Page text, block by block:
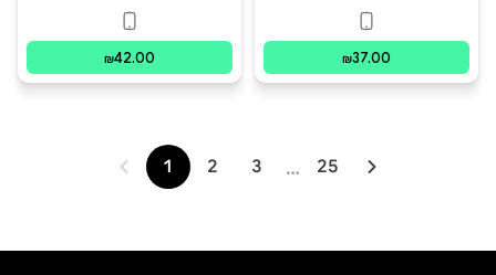
וחלומודעים
פורמטים זמינים
₪37.00
והכספת הנצחית
פורמטים זמינים
₪42.00
1 2 3 … 25